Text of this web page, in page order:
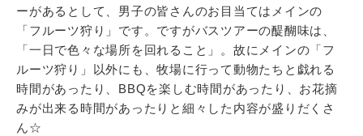
ーがあるとして、男子の皆さんのお目当てはメインの
「フルーツ狩り」です。ですがバスツアーの醍醐味は、
「一日で色々な場所を回れること」。故にメインの「フ
ルーツ狩り」以外にも、牧場に行って動物たちと戯れる
時間があったり、BBQを楽しむ時間があったり、お花摘
みが出来る時間があったりと細々した内容が盛りだくさ
ん☆